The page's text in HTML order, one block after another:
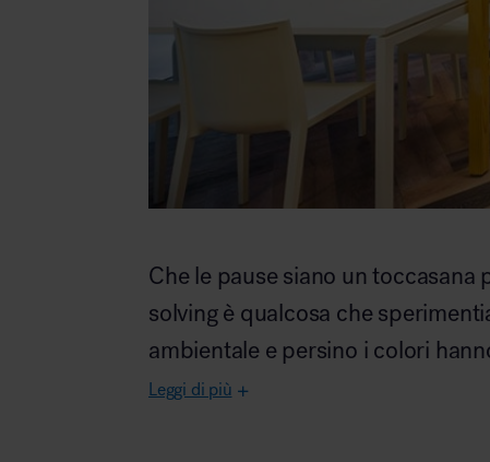
Area outdoor
Area hospitality
Che le pause siano un
solving è qualcosa che
ambientale e persino i colori
Leggi di più